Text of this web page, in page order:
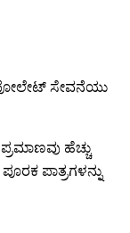
ಫೋಲೇಟ್ ಸೇವನೆಯು
ಹೆಚ್ಚು
ಪಾತ್ರಗಳನ್ನು